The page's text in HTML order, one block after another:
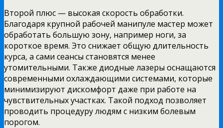
Второй плюс — высокая скорость обработки.
Благодаря крупной рабочей манипуле мастер может
обработать большую зону, например ноги, за
короткое время. Это снижает общую длительность
курса, а сами сеансы становятся менее
утомительными. Также диодные лазеры оснащаются
современными охлаждающими системами, которые
минимизируют дискомфорт даже при работе на
чувствительных участках. Такой подход позволяет
проводить процедуру людям с низким болевым
порогом.